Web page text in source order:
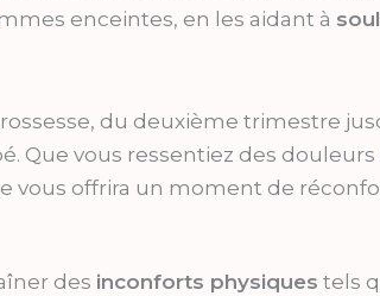
enceintes, en les aidant à
du deuxième trimestre
Que vous ressentiez des
vous offrira un moment de
des inconforts physiques tels